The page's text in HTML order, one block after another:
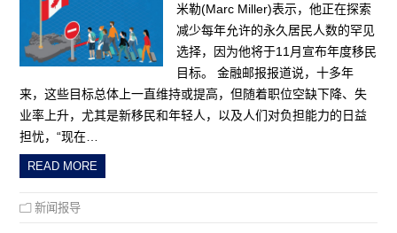
米勒(Marc Miller)表示，他正在探索
减少每年允许的永久居民人数的罕见
选择，因为他将于11月宣布年度移民
目标。 金融邮报报道说，十多年
来，这些目标总体上一直维持或提高，但随着职位空缺下降、失
业率上升，尤其是新移民和年轻人，以及人们对负担能力的日益
担忧，“现在…
READ MORE
新闻报导